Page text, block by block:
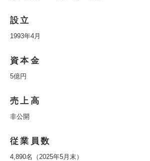
設立
1993年4月
資本金
5億円
売上高
非公開
従業員数
4,890名（2025年5月末）